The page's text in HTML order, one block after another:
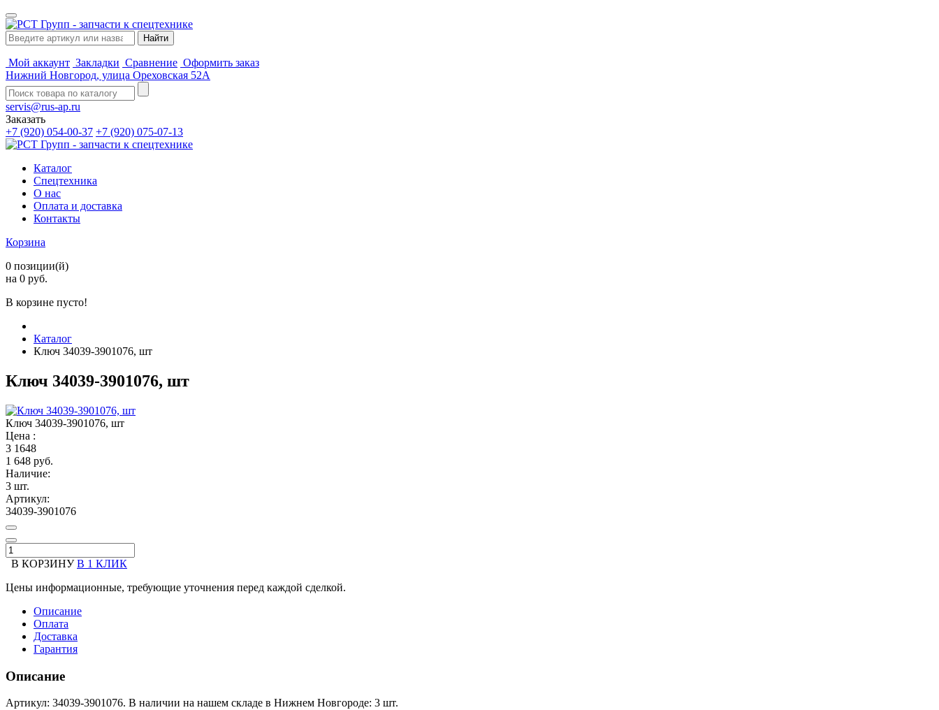
Мой аккаунт Закладки Сравнение Оформить заказ
Нижний Новгород, улица Ореховская 52А
servis@rus-ap.ru
Заказать
+7 (920) 054-00-37 +7 (920) 075-07-13
Каталог
Спецтехника
О нас
Оплата и доставка
Контакты
Корзина
0 позиции(й)
на 0 руб.
В корзине пусто!
Каталог
Ключ 34039-3901076, шт
Ключ 34039-3901076, шт
Ключ 34039-3901076, шт
Цена :
3 1648
1 648 руб.
Наличие:
3 шт.
Артикул:
34039-3901076
В КОРЗИНУ В 1 КЛИК
Цены информационные, требующие уточнения перед каждой сделкой.
Описание
Оплата
Доставка
Гарантия
Описание
Артикул: 34039-3901076. В наличии на нашем складе в Нижнем Новгороде: 3 шт.